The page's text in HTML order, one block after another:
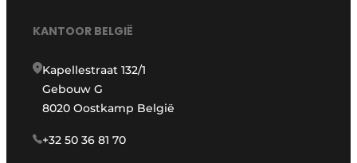
KANTOOR BELGIË
Kapellestraat 132/1
Gebouw G
8020 Oostkamp België
+32 50 36 81 70